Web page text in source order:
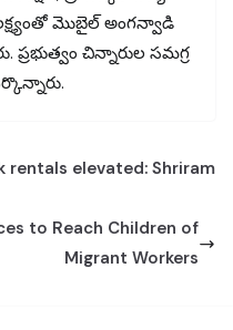
మొబైల్ అంగన్వాడి
ప్రభుత్వం చిన్నారుల సమగ్ర
rentals elevated: Shriram
to Reach Children of
Migrant Workers